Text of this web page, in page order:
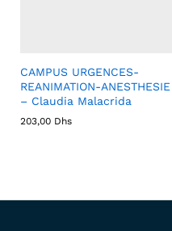
CAMPUS URGENCES-
REANIMATION-ANESTHESIE
– Claudia Malacrida
203,00 Dhs